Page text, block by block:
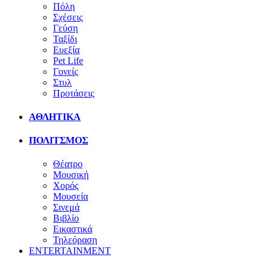
Πόλη
Σχέσεις
Γεύση
Ταξίδι
Ευεξία
Pet Life
Γονείς
Στυλ
Προτάσεις
ΑΘΛΗΤΙΚΑ
ΠΟΛΙΤΣΜΟΣ
Θέατρο
Μουσική
Χορός
Μουσεία
Σινεμά
Βιβλίο
Εικαστικά
Τηλεόραση
ENTERTAINMENT